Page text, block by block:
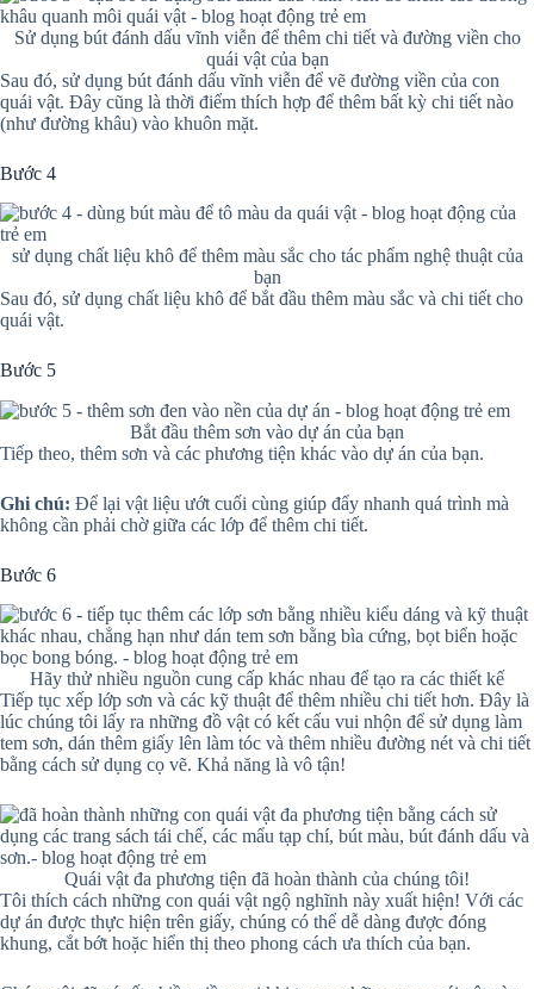
Sử dụng bút đánh dấu vĩnh viễn để thêm chi tiết và đường viền cho
quái vật của bạn
Sau đó, sử dụng bút đánh dấu vĩnh viễn để vẽ đường viền của con
quái vật. Đây cũng là thời điểm thích hợp để thêm bất kỳ chi tiết nào
(như đường khâu) vào khuôn mặt.
Bước 4
sử dụng chất liệu khô để thêm màu sắc cho tác phẩm nghệ thuật của
bạn
Sau đó, sử dụng chất liệu khô để bắt đầu thêm màu sắc và chi tiết cho
quái vật.
Bước 5
Bắt đầu thêm sơn vào dự án của bạn
Tiếp theo, thêm sơn và các phương tiện khác vào dự án của bạn.
Ghi chú: Để lại vật liệu ướt cuối cùng giúp đẩy nhanh quá trình mà
không cần phải chờ giữa các lớp để thêm chi tiết.
Bước 6
Hãy thử nhiều nguồn cung cấp khác nhau để tạo ra các thiết kế
Tiếp tục xếp lớp sơn và các kỹ thuật để thêm nhiều chi tiết hơn. Đây là
lúc chúng tôi lấy ra những đồ vật có kết cấu vui nhộn để sử dụng làm
tem sơn, dán thêm giấy lên làm tóc và thêm nhiều đường nét và chi tiết
bằng cách sử dụng cọ vẽ. Khả năng là vô tận!
Quái vật đa phương tiện đã hoàn thành của chúng tôi!
Tôi thích cách những con quái vật ngộ nghĩnh này xuất hiện! Với các
dự án được thực hiện trên giấy, chúng có thể dễ dàng được đóng
khung, cắt bớt hoặc hiển thị theo phong cách ưa thích của bạn.